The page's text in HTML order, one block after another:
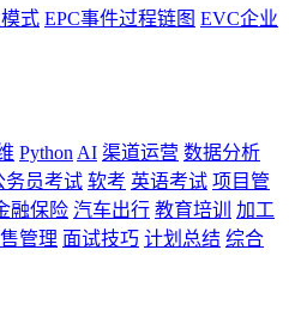
式 EPC事件过程链图 EVC企业
Python AI 渠道运营 数据分析
务员考试 软考 英语考试 项目管
融保险 汽车出行 教育培训
加工
管理 面试技巧 计划总结 综合